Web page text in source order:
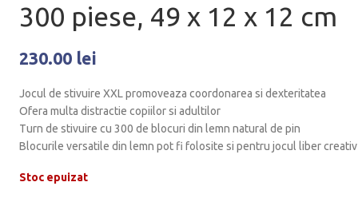
300 piese, 49 x 12 x 12 cm
230.00 lei
Jocul de stivuire XXL promoveaza coordonarea si dexteritatea
Ofera multa distractie copiilor si adultilor
Turn de stivuire cu 300 de blocuri din lemn natural de pin
Blocurile versatile din lemn pot fi folosite si pentru jocul liber creativ
Stoc epuizat